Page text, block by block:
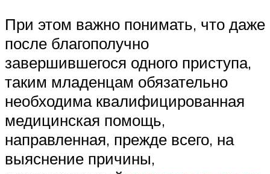
При этом важно понимать, что даже
после благополучно
завершившегося одного приступа,
таким младенцам обязательно
необходима квалифицированная
медицинская помощь,
направленная, прежде всего, на
выяснение причины,